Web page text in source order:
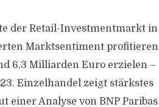
der Retail-Investmentmarkt in
Marktsentiment profitieren
6,3 Milliarden Euro erzielen –
Einzelhandel zeigt stärkstes
einer Analyse von BNP Paribas